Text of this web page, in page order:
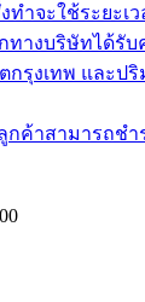
ทำจะใช้ระยะเ
ทางบริษัทได้รับ
กรุงเทพ และป
กค้าสามารถชำ
Price